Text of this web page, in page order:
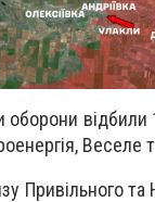
оборони
Веселе
Привільного